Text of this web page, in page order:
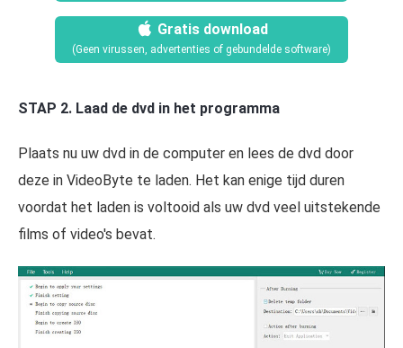
Gratis download
(Geen virussen, advertenties of gebundelde software)
STAP 2. Laad de dvd in het programma
Plaats nu uw dvd in de computer en lees de dvd door
deze in VideoByte te laden. Het kan enige tijd duren
voordat het laden is voltooid als uw dvd veel uitstekende
films of video's bevat.